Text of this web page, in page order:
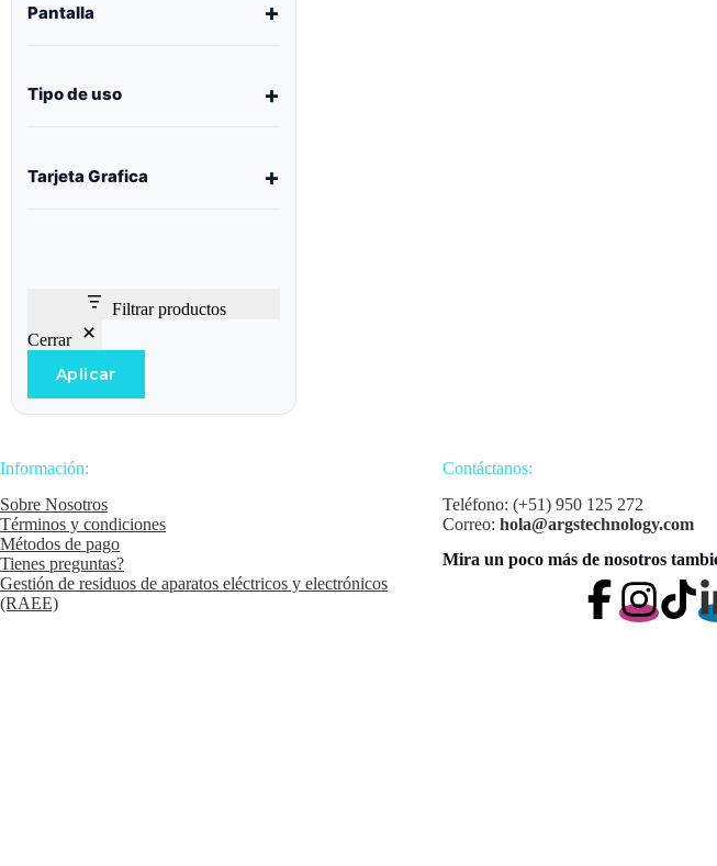
Pantalla
Tipo de uso
Tarjeta Grafica
Filtrar productos
Cerrar
Aplicar
Información:
Sobre Nosotros
Términos y condiciones
Métodos de pago
Tienes preguntas?
Gestión de residuos de aparatos eléctricos y electrónicos
(RAEE)
Contáctanos:
Teléfono: (+51) 950 125 272
Correo:hola@argstechnology.com
Mira un poco más de nosotros